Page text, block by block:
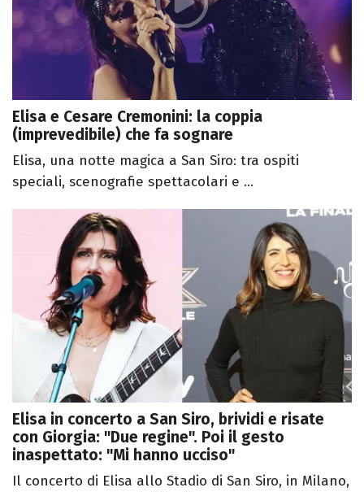
Elisa e Cesare Cremonini: la coppia
(imprevedibile) che fa sognare
Elisa, una notte magica a San Siro: tra ospiti
speciali, scenografie spettacolari e ...
Elisa in concerto a San Siro, brividi e risate
con Giorgia: "Due regine". Poi il gesto
inaspettato: "Mi hanno ucciso"
Il concerto di Elisa allo Stadio di San Siro, in Milano,